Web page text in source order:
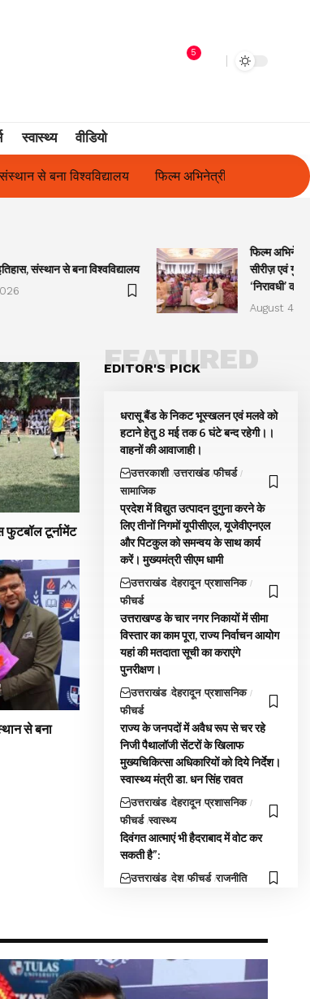
5
स्वास्थ्य वीडियो
सुनीता राजवार ने किया ‘ओकल्ट सीरीज़ एवं गुलाबो अवॉर्ड्स
संस्थान से बना विश्वविद्यालय
फिल्म
सीरीज़ एवं
‘निरावधी’
August 4,
टूर्नामेंट
से बना
EDITOR'S PICK
FEATURED
धरासू बैंड के निकट भूस्खलन एवं मलवे को
हटाने हेतु 8 मई तक 6 घंटे बन्द रहेगी।।
वाहनों की आवाजाही।
उत्तरकाशी उत्तराखंड फीचर्ड
सामाजिक
प्रदेश में विद्युत उत्पादन दुगुना करने के
लिए तीनों निगमों यूपीसीएल, यूजेवीएनएल
और पिटकुल को समन्वय के साथ कार्य
करें। मुख्यमंत्री सीएम धामी
उत्तराखंड देहरादून प्रशासनिक
फीचर्ड
उत्तराखण्ड के चार नगर निकायों में सीमा
विस्तार का काम पूरा, राज्य निर्वाचन आयोग
यहां की मतदाता सूची का कराएंगे
पुनरीक्षण।
उत्तराखंड देहरादून प्रशासनिक
फीचर्ड
राज्य के जनपदों में अवैध रूप से चर रहे
निजी पैथालॉजी सेंटरों के खिलाफ
मुख्यचिकित्सा अधिकारियों को दिये निर्देश।
स्वास्थ्य मंत्री डा. धन सिंह रावत
उत्तराखंड देहरादून प्रशासनिक
फीचर्ड स्वास्थ्य
दिवंगत आत्माएं भी हैदराबाद में वोट कर
सकती है”:
उत्तराखंड देश फीचर्ड राजनीति